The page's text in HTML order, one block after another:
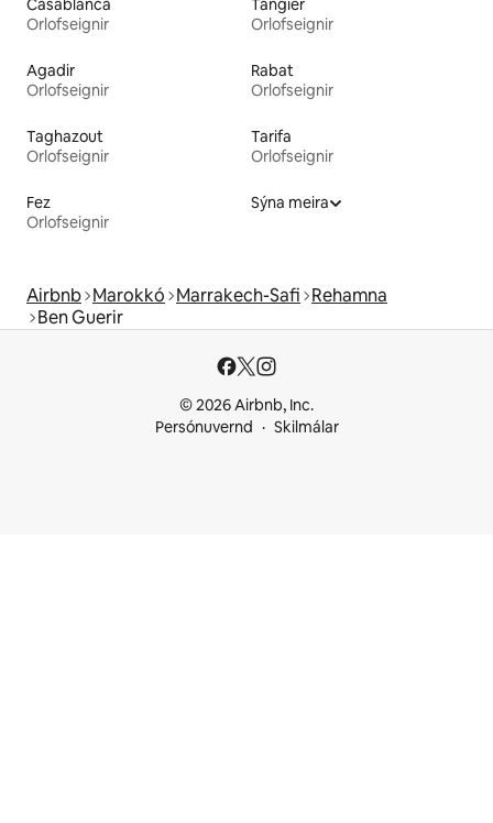
Casablanca
Orlofseignir
Tangier
Orlofseignir
Agadir
Orlofseignir
Rabat
Orlofseignir
Taghazout
Orlofseignir
Tarifa
Orlofseignir
Fez
Orlofseignir
Sýna meira
Airbnb Marokkó Marrakech-Safi Rehamna
Ben Guerir
© 2026 Airbnb, Inc.
Persónuvernd
Skilmálar